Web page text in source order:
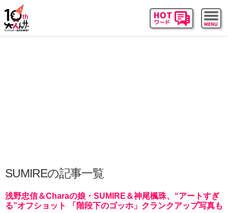
SUMIREの記事一覧
浅野忠信＆Charaの娘・SUMIRE＆神尾楓珠、“アートすぎ
る”オフショット 「階段下のゴッホ」クランクアップ写真も